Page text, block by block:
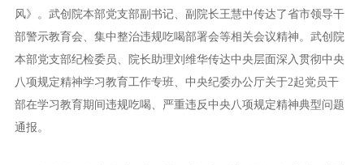
风》。武创院本部党支部副书记、副院长王慧中传达了省市领导干
部警示教育会、集中整治违规吃喝部署会等相关会议精神。武创院
本部党支部纪检委员、院长助理刘维华传达中央层面深入贯彻中央
八项规定精神学习教育工作专班、中央纪委办公厅关于2起党员干
部在学习教育期间违规吃喝、严重违反中央八项规定精神典型问题
通报。